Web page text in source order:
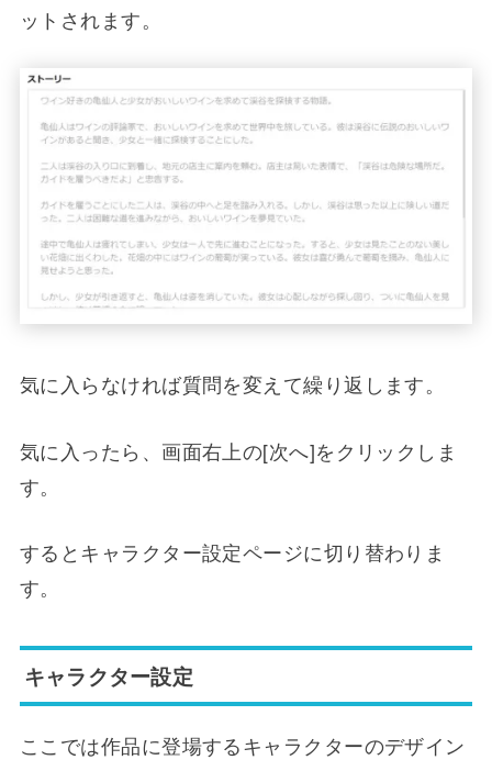
ットされます。
気に入らなければ質問を変えて繰り返します。
気に入ったら、画面右上の[次へ]をクリックしま
す。
するとキャラクター設定ページに切り替わりま
す。
キャラクター設定
ここでは作品に登場するキャラクターのデザイン